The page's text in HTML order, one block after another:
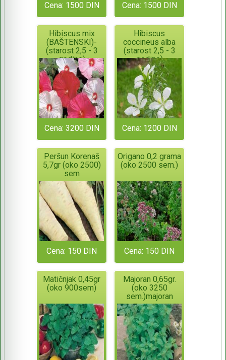
Cena: 1500 DIN Cena: 1500 DIN
Hibiscus mix
(BAŠTENSKI)-
(starost 2,5 - 3
godine)
Cena: 3200 DIN
Hibiscus
coccineus alba
(starost 2,5 - 3
godine)
Cena: 1200 DIN
Peršun Korenaš
5,7gr (oko 2500)
sem
Cena: 150 DIN
Origano 0,2 grama
(oko 2500 sem.)
Cena: 150 DIN
Matičnjak 0,45gr
(oko 900sem)
Majoran 0,65gr.
(oko 3250
sem.)majoran